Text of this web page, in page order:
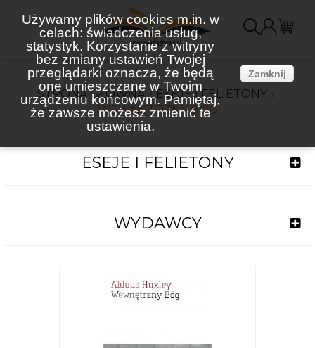
Używamy plików cookies m.in. w
celach: świadczenia usług,
statystyk. Korzystanie z witryny
bez zmiany ustawień Twojej
przeglądarki oznacza, że będą
one umieszczane w Twoim
urządzeniu końcowym. Pamiętaj,
że zawsze możesz zmienić te
ustawienia.
Zamknij
STRONA GŁÓWNA
ESEJE I FELIETONY
WEWNĘTRZNY BÓG
ESEJE I FELIETONY
WYDAWCY